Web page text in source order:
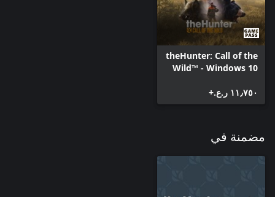
theHunter: Call of the
Wild™ - Windows 10
١١٫٧٥٠ ر.ع.‏+
مضمنة في